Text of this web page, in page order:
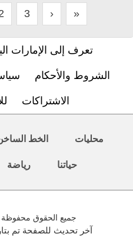
3 › »
تعرف إلى الإمارات
الشروط والأحكام
الاشتراكات
محليات الخط
حياتنا رياضة
جميع الحقوق محفوظة © 2026 مؤسسة
آخر تحديث للصفحة تم بتاريخ: 31 يوليو